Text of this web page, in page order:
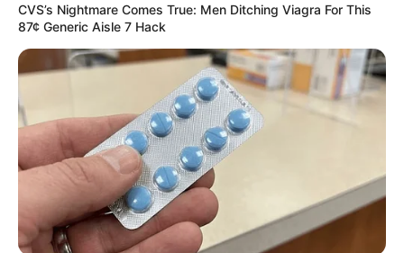
CVS’s Nightmare Comes True: Men Ditching Viagra For This
87¢ Generic Aisle 7 Hack